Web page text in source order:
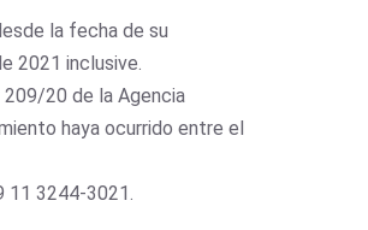
la fecha de su
2021 inclusive.
20 de la Agencia
haya ocurrido entre el
11 3244-3021.